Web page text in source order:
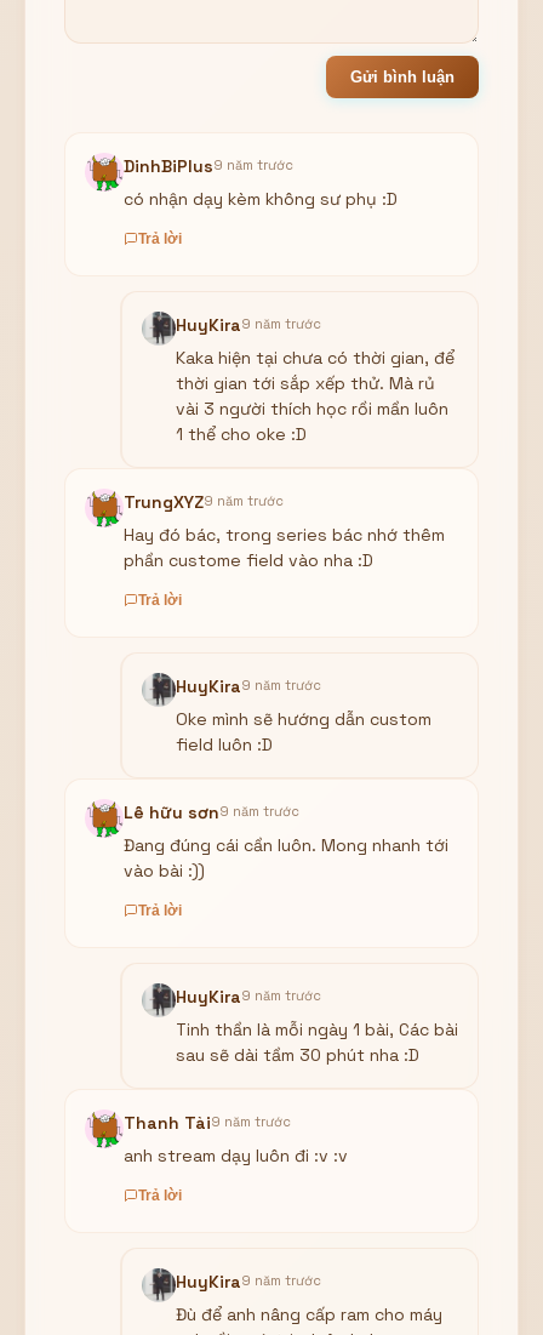
Gửi bình luận
DinhBiPlus9 năm trước
có nhận dạy kèm không sư phụ :D
Trả lời
HuyKira9 năm trước
Kaka hiện tại chưa có thời gian, để
thời gian tới sắp xếp thử. Mà rủ
vài 3 người thích học rồi mần luôn
1 thể cho oke :D
TrungXYZ9 năm trước
Hay đó bác, trong series bác nhớ thêm
phần custome field vào nha :D
Trả lời
HuyKira9 năm trước
Oke mình sẽ hướng dẫn custom
field luôn :D
Lê hữu sơn9 năm trước
Đang đúng cái cần luôn. Mong nhanh tới
vào bài :))
Trả lời
HuyKira9 năm trước
Tinh thần là mỗi ngày 1 bài, Các bài
sau sẽ dài tầm 30 phút nha :D
Thanh Tài9 năm trước
anh stream dạy luôn đi :v :v
Trả lời
HuyKira9 năm trước
Đù để anh nâng cấp ram cho máy